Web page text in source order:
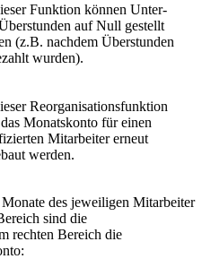
Funktion können Unter-
auf Null gestellt
(z.B. nachdem Überstunden
wurden).
Reorganisationsfunktion
Monatskonto für einen
Mitarbeiter erneut
werden.
des jeweiligen Mitarbeiter
sind die
rechten Bereich die